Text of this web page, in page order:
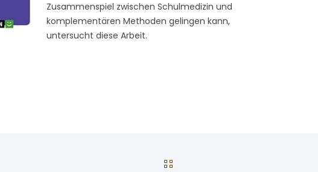
Zusammenspiel zwischen Schulmedizin und
komplementären Methoden gelingen kann,
untersucht diese Arbeit.